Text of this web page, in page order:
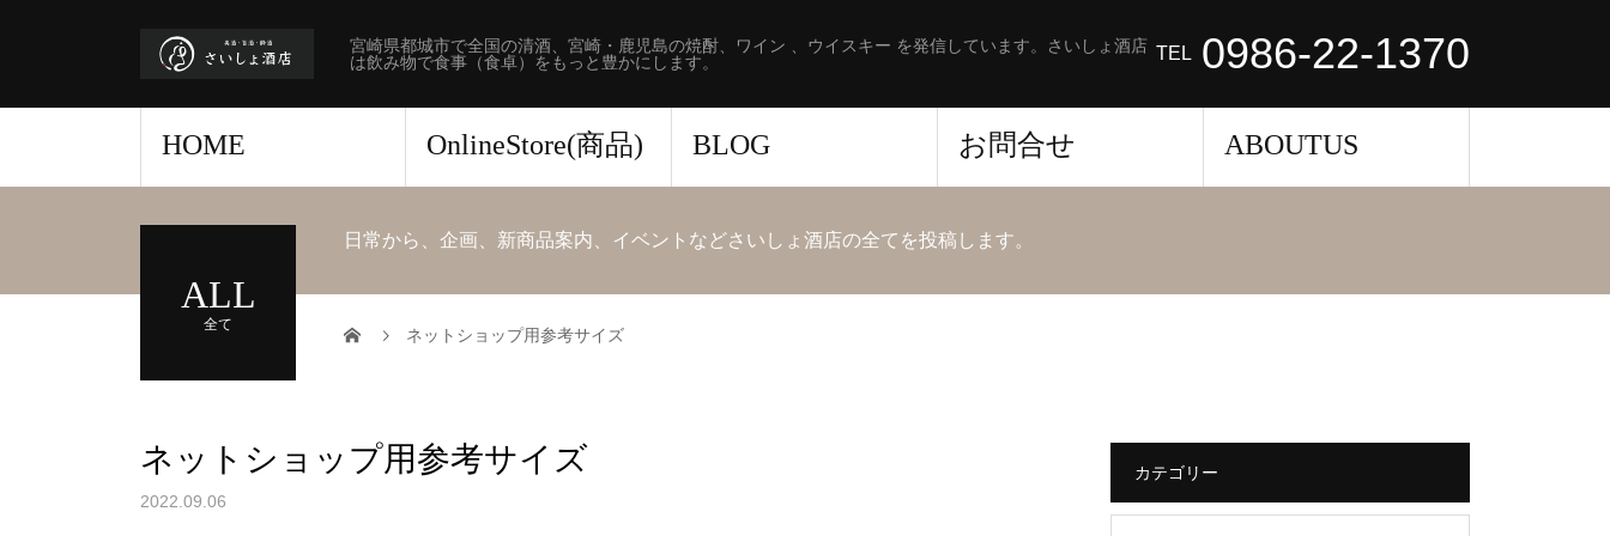
宮崎県都城市で全国の清酒、宮崎・鹿児島の焼酎、ワイン 、ウイスキー を発信しています。さいしょ酒店
は飲み物で食事（食卓）をもっと豊かにします。
TEL 0986-22-1370
HOME OnlineStore(商品) BLOG お問合せ ABOUTUS
ALL
全て
日常から、企画、新商品案内、イベントなどさいしょ酒店の全てを投稿します。
ネットショップ用参考サイズ
ネットショップ用参考サイズ
2022.09.06
カテゴリー